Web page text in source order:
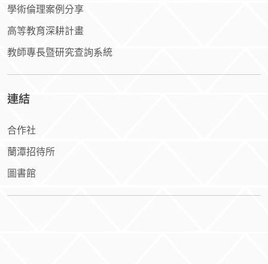
學術倫理案例分享
高等教育深耕計畫
教師專長暨研究查詢系統
連結
合作社
蘭潭招待所
圖書館